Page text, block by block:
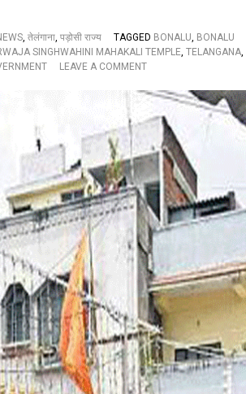
, तेलंगाना, पड़ोसी राज्य TAGGED BONALU, BONALU
SINGHWAHINI MAHAKALI TEMPLE, TELANGANA,
LEAVE A COMMENTO
ला
द
वा
सिं
ह
वा
हि
नी
म
हा
का
ली
मं
दि
र
में
र
वि